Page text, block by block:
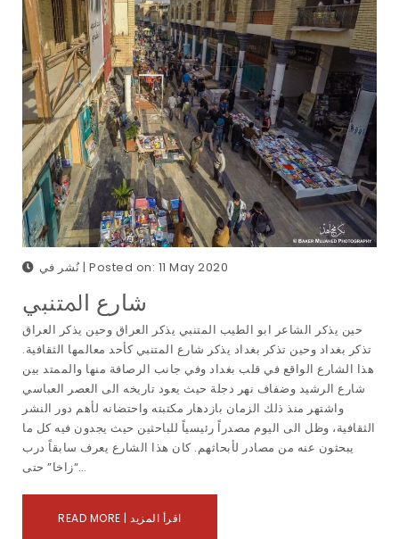
نُشر في | Posted on: 11 May 2020
ﺷﺎرع اﳌﺘﻨﺒﻲ
حين يذكر الشاعر ابو الطيب المتنبي يذكر العراق وحين يذكر العراق
تذكر بغداد وحين تذكر بغداد يذكر شارع المتنبي كأحد معالمها الثقافية.
هذا الشارع الواقع في قلب بغداد وفي جانب الرصافة منها والممتد بين
شارع الرشيد وضفاف نهر دجلة حيث يعود تاريخه الى العصر العباسي
واشتهر منذ ذلك الزمان بازدهار مكتبته واحتضانه لأهم دور النشر
الثقافية، وظل الى اليوم مصدراً رئيسياً للباحثين حيث يجدون فيه كل ما
يبحثون عنه من مصادر لأبحاثهم. كان هذا الشارع يعرف سابقاً درب
“زاخا” حتى…
READ MORE | اقرأ المزيد